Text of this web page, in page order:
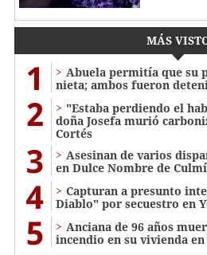
MÁS
1
Abuela permitía que su
nieta; ambos fueron
2
"Estaba perdiendo el
doña Josefa murió
Cortés
3
Asesinan de varios
en Dulce Nombre de
4
Capturan a presunto
Diablo" por secuestro en
5
Anciana de 96 años
incendio en su vivienda